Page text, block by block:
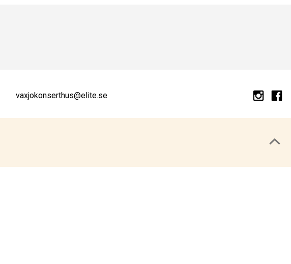
vaxjokonserthus@elite.se